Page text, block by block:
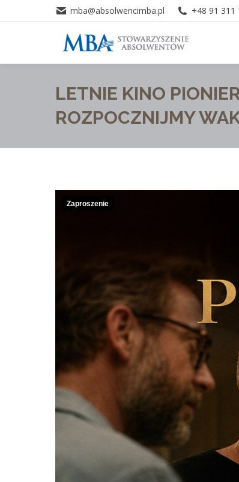
mba@absolwencimba.pl +48 91 311
LETNIE KINO
ROZPOCZNIJMY
Zaproszenie